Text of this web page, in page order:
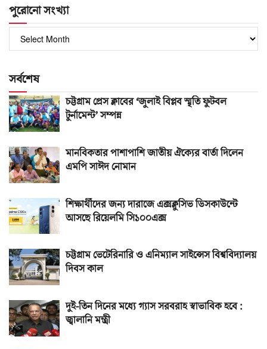
পুরোনো সংখ্যা
পুরোনো
সংখ্যা
সর্বশেষ
চট্টগ্রাম প্রেস ক্লাবের ‘জুলাই বিপ্লব স্মৃতি ফুটবল
টুর্নামেন্ট’ সম্পন্ন
মানবিকতার পাশাপাশি জাতীয় ঐক্যের বার্তা দিলেন
এমপি সাঈদ নোমান
শিক্ষার্থীদের জন্য দারাজে এক্সক্লুসিভ ডিসকাউন্টে
আসছে রিয়েলমি সি১০০এক্স
চট্টগ্রাম ভেটেরিনারি ও এনিম্যাল সাইন্সেস বিশ্ববিদ্যালয়
দিবস কাল
দুই-তিন দিনের মধ্যে গ্যাস সরবরাহ স্বাভাবিক হবে :
জ্বালানি মন্ত্রী